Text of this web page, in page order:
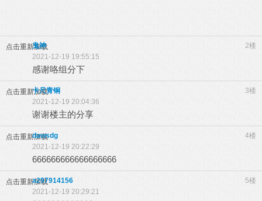
点击重新加载 2楼
鬼神
2021-12-19 19:55:15
感谢咯组分下
点击重新加载 3楼
卡尺青铜
2021-12-19 20:04:36
谢谢楼主的分享
点击重新加载 4楼
dawsdg
2021-12-19 20:22:29
666666666666666666
点击重新加载 5楼
a297914156
2021-12-19 20:29:21